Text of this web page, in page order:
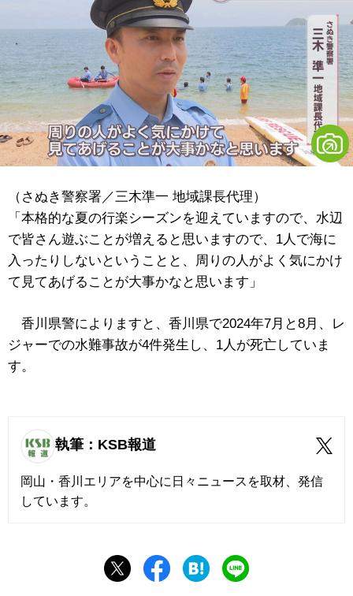
（さぬき警察署／三木準一 地域課長代理）
「本格的な夏の行楽シーズンを迎えていますので、水辺
で皆さん遊ぶことが増えると思いますので、1人で海に
入ったりしないということと、周りの人がよく気にかけ
て見てあげることが大事かなと思います」
香川県警によりますと、香川県で2024年7月と8月、レ
ジャーでの水難事故が4件発生し、1人が死亡していま
す。
執筆：KSB報道
岡山・香川エリアを中心に日々ニュースを取材、発信
しています。